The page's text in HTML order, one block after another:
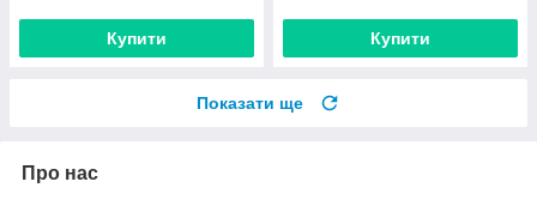
Купити Купити
Показати ще
Про нас